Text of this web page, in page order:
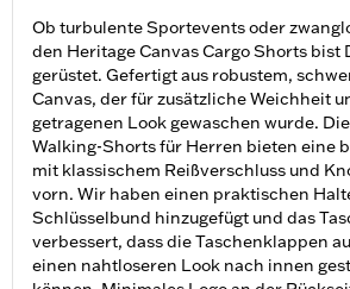
Ob turbulente Sportevents oder
den Heritage Canvas Cargo Shorts bist
gerüstet. Gefertigt aus robustem,
Canvas, der für zusätzliche Weichheit
getragenen Look gewaschen wurde.
Walking-Shorts für Herren bieten eine
mit klassischem Reißverschluss und
vorn. Wir haben einen praktischen
Schlüsselbund hinzugefügt und das
verbessert, dass die Taschenklappen
einen nahtloseren Look nach innen